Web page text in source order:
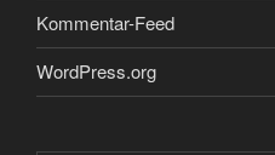
Kommentar-Feed
WordPress.org